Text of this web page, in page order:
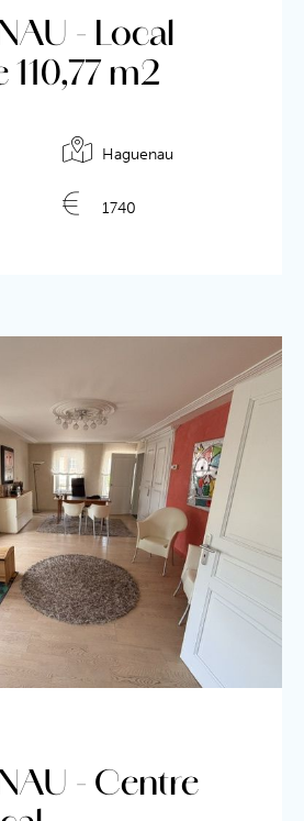
de l'annonce
- Local
110,77 m2
Haguenau
1740
- Centre